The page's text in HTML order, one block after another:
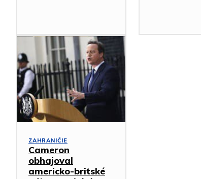
ZAHRANIČIE
Cameron
obhajoval
americko-britské